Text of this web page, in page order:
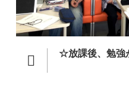
☆放課後、勉強